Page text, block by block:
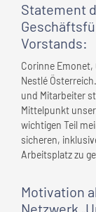
Statement
Vorstands:
Corinne
Nestlé
und Mitarbeiter
Mittelpunkt
wichtigen Teil
sicheren,
Arbeitsplatz zu
Motivation
Netzwerk